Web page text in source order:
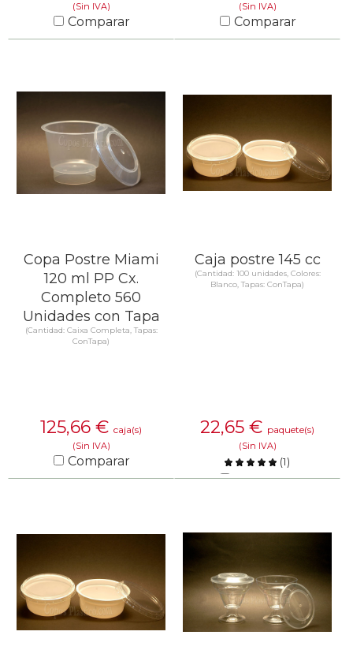
(Sin IVA)
Comparar
(Sin IVA)
Comparar
Copa Postre Miami
120 ml PP Cx.
Completo 560
Unidades con Tapa
(Cantidad: Caixa Completa, Tapas:
ConTapa)
125,66 € caja(s)
(Sin IVA)
Comparar
Caja postre 145 cc
(Cantidad: 100 unidades, Colores:
Blanco, Tapas: ConTapa)
22,65 € paquete(s)
(Sin IVA)
(1)
Comparar